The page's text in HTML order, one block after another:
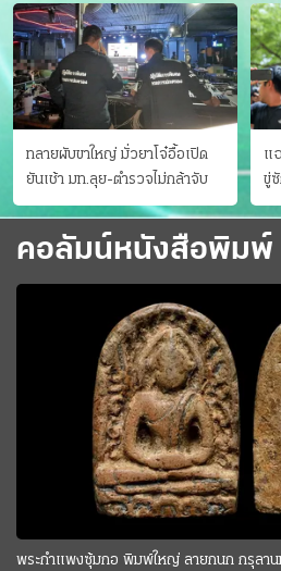
ทลายผับขาใหญ่ มั่วยาโจ๋อื้อเปิด
ยันเช้า มท.ลุย-ตำรวจไม่กล้าจับ
แ
ขู่
บั
คอลัมน์หนังสือพิมพ์
พระกำแพงซุ้มกอ พิมพ์ใหญ่ ลายกนก กรุลาน